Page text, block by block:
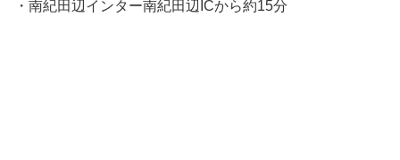
・南紀田辺インター南紀田辺ICから約15分